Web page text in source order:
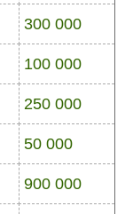
300 000
100 000
250 000
50 000
900 000